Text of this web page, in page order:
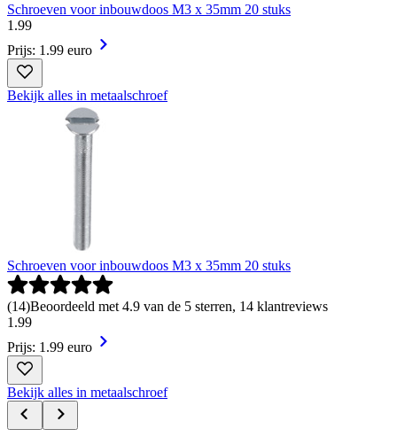
Schroeven voor inbouwdoos M3 x 35mm 20 stuks
1 .99
Prijs: 1.99 euro
Bekijk alles in metaalschroef
Schroeven voor inbouwdoos M3 x 35mm 20 stuks
(14)Beoordeeld met 4.9 van de 5 sterren, 14 klantreviews
1 .99
Prijs: 1.99 euro
Bekijk alles in metaalschroef